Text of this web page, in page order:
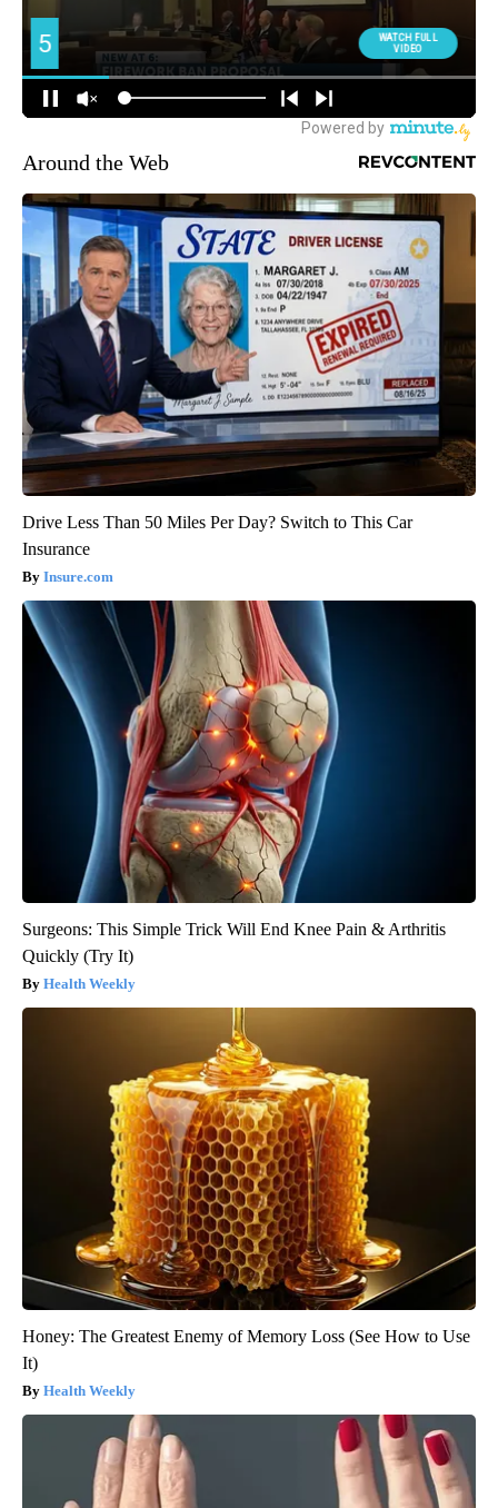
Around the Web
Drive Less Than 50 Miles Per Day? Switch to This Car
Insurance
Insure.com
Surgeons: This Simple Trick Will End Knee Pain & Arthritis
Quickly (Try It)
Health Weekly
Honey: The Greatest Enemy of Memory Loss (See How to Use
It)
Health Weekly